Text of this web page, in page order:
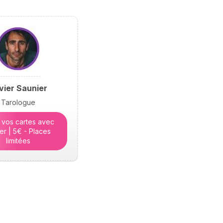
Saunier
Tarologue
cartes avec
| 5€ - Places
limitées